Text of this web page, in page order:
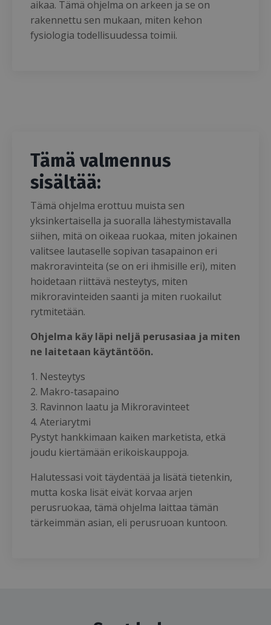
aikaa. Tämä ohjelma on arkeen ja se on
rakennettu sen mukaan, miten kehon
fysiologia todellisuudessa toimii.
Tämä valmennus
sisältää:
Tämä ohjelma erottuu muista sen
yksinkertaisella ja suoralla lähestymistavalla
siihen, mitä on oikeaa ruokaa, miten jokainen
valitsee lautaselle sopivan tasapainon eri
makroravinteita (se on eri ihmisille eri), miten
hoidetaan riittävä nesteytys, miten
mikroravinteiden saanti ja miten ruokailut
rytmitetään.
Ohjelma käy läpi neljä perusasiaa ja miten
ne laitetaan käytäntöön.
1. Nesteytys
2. Makro-tasapaino
3. Ravinnon laatu ja Mikroravinteet
4. Ateriarytmi
Pystyt hankkimaan kaiken marketista, etkä
joudu kiertämään erikoiskauppoja.
Halutessasi voit täydentää ja lisätä tietenkin,
mutta koska lisät eivät korvaa arjen
perusruokaa, tämä ohjelma laittaa tämän
tärkeimmän asian, eli perusruoan kuntoon.